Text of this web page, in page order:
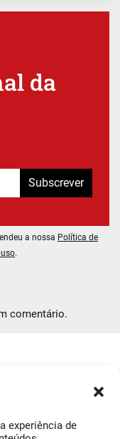
experiência de
comentário.
da
Subscrever
a nossa Política de
.
da Bairrada